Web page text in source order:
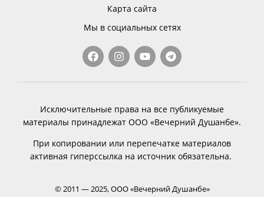
Карта сайта
Мы в социальных сетях
Исключительные права на все публикуемые
материалы принадлежат ООО «Вечерний Душанбе».
При копировании или перепечатке материалов
активная гиперссылка на источник обязательна.
© 2011 — 2025, ООО «Вечерний Душанбе»